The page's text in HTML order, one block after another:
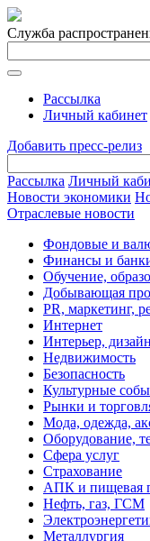
Служба
Рассылка
Личный кабинет
Добавить пресс-релиз
Рассылка Личный
Новости экономики
Отраслевые новости
Фондовые и
Финансы и
Обучение,
Добывающая
PR, маркетинг,
Интернет
Интерьер,
Недвижимость
Безопасность
Культурные
Рынки и
Мода, одежда,
Оборудование,
Сфера услуг
Страхование
АПК и пищевая
Нефть, газ, ГСМ
Металлургия